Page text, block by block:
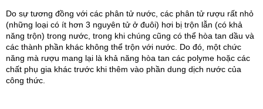
Do sự tương đồng với các phân tử nước, các phân tử rượu rất nhỏ
(những loại có ít hơn 3 nguyên tử ở đuôi) hơi bị trộn lẫn (có khả
năng trộn) trong nước, trong khi chúng cũng có thể hòa tan dầu và
các thành phần khác không thể trộn với nước. Do đó, một chức
năng mà rượu mang lại là khả năng hòa tan các polyme hoặc các
chất phụ gia khác trước khi thêm vào phần dung dịch nước của
công thức.